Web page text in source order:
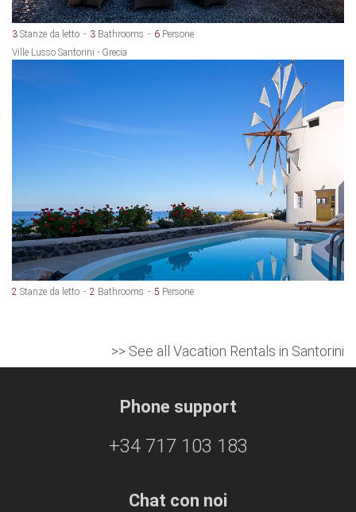
3 Stanze da letto 3 Bathrooms 6 Persone
Ville Lusso Santorini - Grecia
2 Stanze da letto 2 Bathrooms 5 Persone
>> See all Vacation Rentals in Santorini
Phone support
+34 717 103 183
Chat con noi